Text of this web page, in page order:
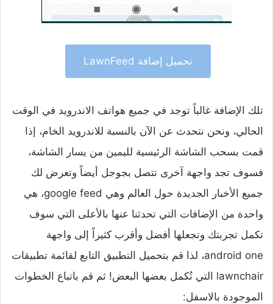
تحميل إضافة LawnFeed
تلك الإضافة غالباً توجد في جميع هواتف الاندرويد في الوقت
الحالي، ونحن نتحدث عن الآن بالنسبة للاندرويد الخام، إذا
قمت بسحب الشاشة الرئيسية لليمين من يسار الشاشة،
فسوف تجد واجهة آخرى تتصل بجوجل أيضاً وتعرض لك
جميع الأخبار الجديدة حول العالم وهي google feed، هي
واحدة من الإضافات التي تحدثنا عنها بالأعلى التي سوف
تكمل تجربتك وتجعلها أفضل وأقرب كثيراً إلى واجهة
android one، لذا قم بتحميل التطبيق التابع لقائمة تطبيقات
lawnchair التي تُكمل بعضها البعض! ثم قم باتباع الخطوات
الموجودة بالاسفل: